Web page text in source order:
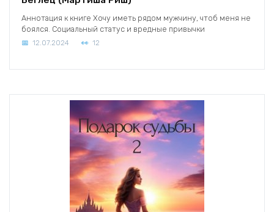
Аннотация к книге Хочу иметь рядом мужчину, чтоб меня не
боялся. Социальный статус и вредные привычки
12.07.2024 12